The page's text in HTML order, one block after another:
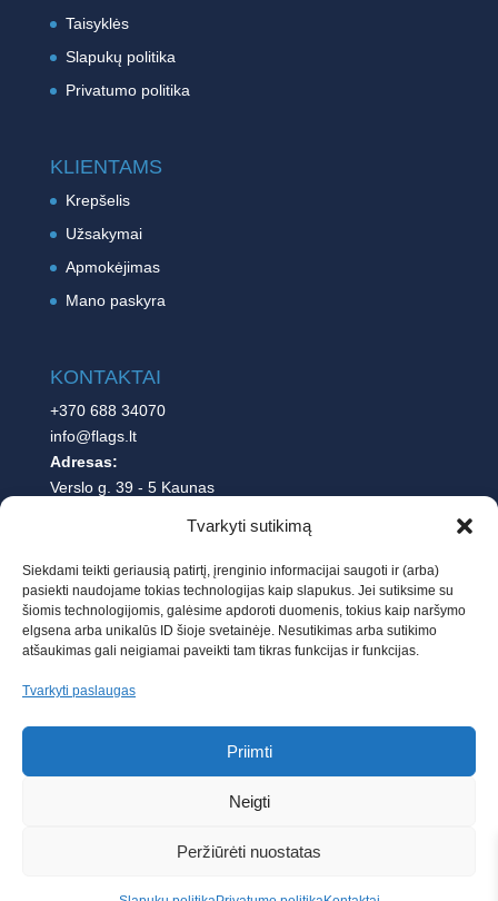
Tvarkyti sutikimą
Siekdami teikti geriausią patirtį, įrenginio informacijai saugoti ir (arba)
pasiekti naudojame tokias technologijas kaip slapukus. Jei sutiksime su
šiomis technologijomis, galėsime apdoroti duomenis, tokius kaip naršymo
elgsena arba unikalūs ID šioje svetainėje. Nesutikimas arba sutikimo
atšaukimas gali neigiamai paveikti tam tikras funkcijas ir funkcijas.
Tvarkyti paslaugas
Priimti
Neigti
Peržiūrėti nuostatas
Taisyklės
Slapukų politika
Privatumo politika
KLIENTAMS
Krepšelis
Užsakymai
Apmokėjimas
Mano paskyra
KONTAKTAI
+370 688 34070
info@flags.lt
Adresas:
Verslo g. 39 - 5 Kaunas
DARBO LAIKAS
Pirmadienį-Penktadienį : 9:00-17:00
Šeštadienį-Sekmadienį : nedirbame
Oficialus Balticmast ES atstovas Lietuvoje – MB Andrius
Flags LT
© 2023 Flags.lt. Visos teisės saugomos. Kopijuoti turinį be